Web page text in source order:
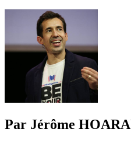
Par Jérôme